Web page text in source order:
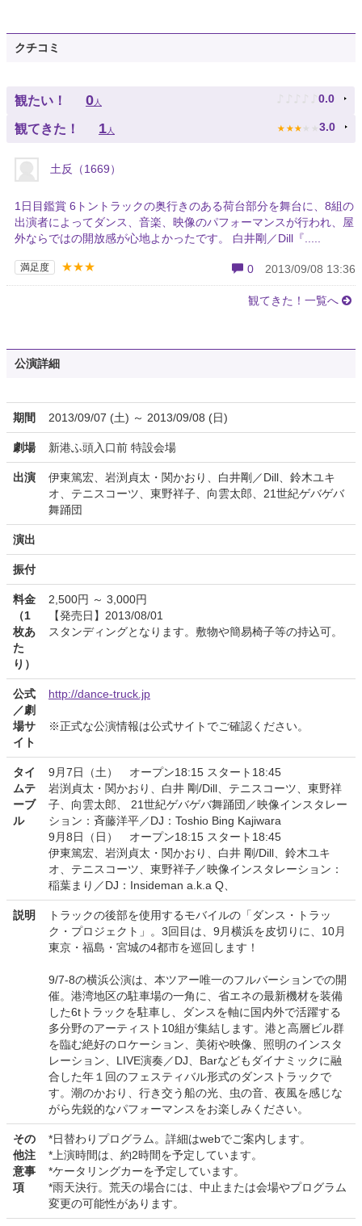
クチコミ
観たい！ 0人 ♪ ♪ ♪ ♪ ♪ 0.0
観てきた！ 1人 ★ ★ ★ ★ ★ 3.0
土反（1669）
1日目鑑賞 6トントラックの奥行きのある荷台部分を舞台に、8組の
出演者によってダンス、音楽、映像のパフォーマンスが行われ、屋
外ならではの開放感が心地よかったです。 白井剛／Dill『.....
満足度 ★★★ 0 2013/09/08 13:36
観てきた！一覧へ
公演詳細
期間 2013/09/07 (土) ～ 2013/09/08 (日)
劇場 新港ふ頭入口前 特設会場
出演
伊東篤宏、岩渕貞太・関かおり、白井剛／Dill、鈴木ユキ
オ、テニスコーツ、東野祥子、向雲太郎、21世紀ゲバゲバ
舞踊団
演出
振付
料金
（1
枚あ
た
り）
2,500円 ～ 3,000円
【発売日】2013/08/01
スタンディングとなります。敷物や簡易椅子等の持込可。
公式
／劇
場サ
イト
http://dance-truck.jp
※正式な公演情報は公式サイトでご確認ください。
タイ
ムテ
ーブ
ル
9月7日（土） オープン18:15 スタート18:45
岩渕貞太・関かおり、白井 剛/Dill、テニスコーツ、東野祥
子、向雲太郎、 21世紀ゲバゲバ舞踊団／映像インスタレー
ション：斉藤洋平／DJ：Toshio Bing Kajiwara
9月8日（日） オープン18:15 スタート18:45
伊東篤宏、岩渕貞太・関かおり、白井 剛/Dill、鈴木ユキ
オ、テニスコーツ、東野祥子／映像インスタレーション：
稲葉まり／DJ：Insideman a.k.a Q、
説明
トラックの後部を使用するモバイルの「ダンス・トラッ
ク・プロジェクト」。3回目は、9月横浜を皮切りに、10月
東京・福島・宮城の4都市を巡回します！
9/7-8の横浜公演は、本ツアー唯一のフルバーションでの開
催。港湾地区の駐車場の一角に、省エネの最新機材を装備
した6tトラックを駐車し、ダンスを軸に国内外で活躍する
多分野のアーティスト10組が集結します。港と高層ビル群
を臨む絶好のロケーション、美術や映像、照明のインスタ
レーション、LIVE演奏／DJ、Barなどもダイナミックに融
合した年１回のフェスティバル形式のダンストラックで
す。潮のかおり、行き交う船の光、虫の音、夜風を感じな
がら先鋭的なパフォーマンスをお楽しみください。
その
他注
意事
項
*日替わりプログラム。詳細はwebでご案内します。
*上演時間は、約2時間を予定しています。
*ケータリングカーを予定しています。
*雨天決行。荒天の場合には、中止または会場やプログラム
変更の可能性があります。